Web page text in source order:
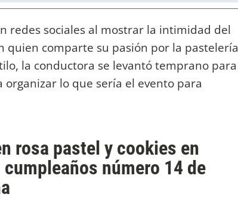
redes sociales al mostrar la intimidad del
quien comparte su pasión por la pastelería
la conductora se levantó temprano para
organizar lo que sería el evento para
rosa pastel y cookies en
número 14 de